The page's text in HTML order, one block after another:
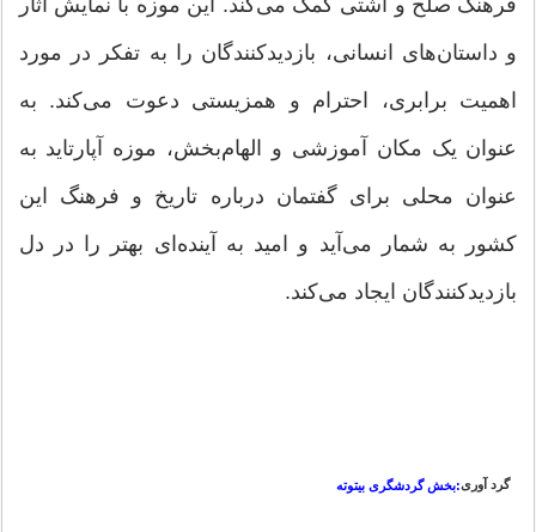
فرهنگ صلح و آشتی کمک می‌کند. این موزه با نمایش آثار
و داستان‌های انسانی، بازدیدکنندگان را به تفکر در مورد
اهمیت برابری، احترام و همزیستی دعوت می‌کند. به
عنوان یک مکان آموزشی و الهام‌بخش، موزه آپارتاید به
عنوان محلی برای گفتمان درباره تاریخ و فرهنگ این
کشور به شمار می‌آید و امید به آینده‌ای بهتر را در دل
بازدیدکنندگان ایجاد می‌کند.
گرد آوری:بخش گردشگری بیتوته